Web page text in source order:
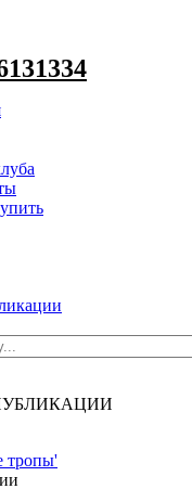
тропы'